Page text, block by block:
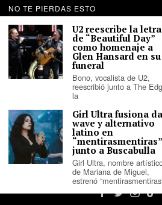
MUÑEKI77A lanza su nuevo
bandoneón
NOSOTROS PRIVACIDAD
2026- Tercer Parlante. Todos los
NO TE PIERDAS ESTO
U2 reescribe la letra
de “Beautiful Day”
como homenaje a
Glen Hansard en su
funeral
Bono, vocalista de U2,
reescribió junto a The
la
Girl Ultra fusiona
wave y alternativo
latino en
“mentirasmentiras”
junto a Buscabulla
Girl Ultra, nombre
de Mariana de Miguel,
estrenó